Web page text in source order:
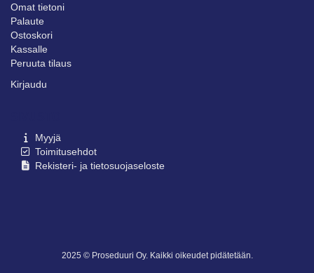
Omat tietoni
Palaute
Ostoskori
Kassalle
Peruuta tilaus
Kirjaudu
Myyjä
Toimitusehdot
Rekisteri- ja tietosuojaseloste
2025 © Proseduuri Oy. Kaikki oikeudet pidätetään.